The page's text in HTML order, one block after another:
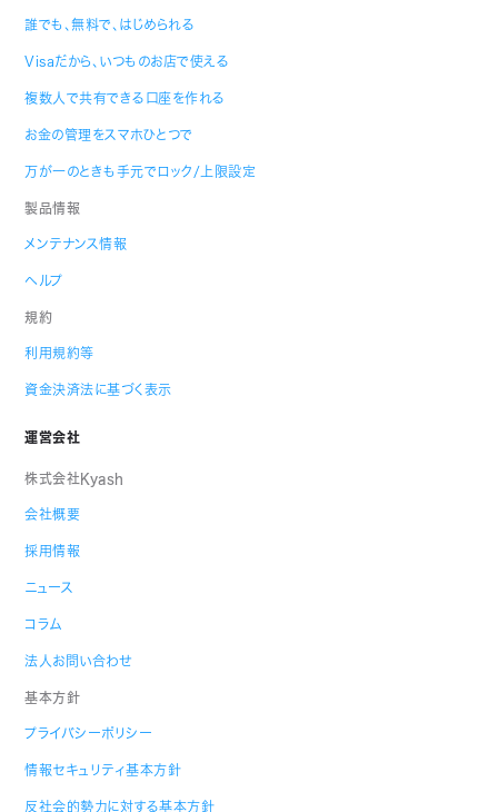
誰でも、無料で、はじめられる
Visaだから、いつものお店で使える
複数人で共有できる口座を作れる
お金の管理をスマホひとつで
万が一のときも手元でロック/上限設定
製品情報
メンテナンス情報
ヘルプ
規約
利用規約等
資金決済法に基づく表示
運営会社
株式会社Kyash
会社概要
採用情報
ニュース
コラム
法人お問い合わせ
基本方針
プライバシーポリシー
情報セキュリティ基本方針
反社会的勢力に対する基本方針